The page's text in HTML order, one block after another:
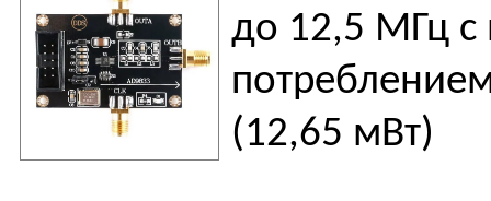
до 12,5 МГц с
(12,65 мВт)